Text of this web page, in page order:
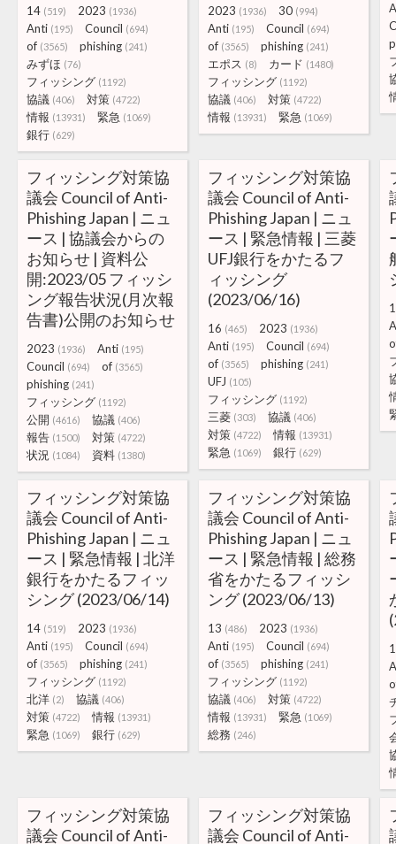
14 (519) 2023 (1936)
Anti (195) Council (694)
of (3565) phishing (241)
みずほ (76)
フィッシング (1192)
協議 (406) 対策 (4722)
情報 (13931) 緊急 (1069)
銀行 (629)
2023 (1936) 30 (994)
Anti (195) Council (694)
of (3565) phishing (241)
エポス (8) カード (1480)
フィッシング (1192)
協議 (406) 対策 (4722)
情報 (13931) 緊急 (1069)
フィッシング対策協
議会 Council of Anti-
Phishing Japan | ニュ
ース | 協議会からの
お知らせ | 資料公
開:2023/05 フィッシ
ング報告状況(月次報
告書)公開のお知らせ
2023 (1936) Anti (195)
Council (694) of (3565)
phishing (241)
フィッシング (1192)
公開 (4616) 協議 (406)
報告 (1500) 対策 (4722)
状況 (1084) 資料 (1380)
フィッシング対策協
議会 Council of Anti-
Phishing Japan | ニュ
ース | 緊急情報 | 三菱
UFJ銀行をかたるフ
ィッシング
(2023/06/16)
16 (465) 2023 (1936)
Anti (195) Council (694)
of (3565) phishing (241)
UFJ (105)
フィッシング (1192)
三菱 (303) 協議 (406)
対策 (4722) 情報 (13931)
緊急 (1069) 銀行 (629)
フィッシング対策協
議会 Council of Anti-
Phishing Japan | ニュ
ース | 緊急情報 | 北洋
銀行をかたるフィッ
シング (2023/06/14)
14 (519) 2023 (1936)
Anti (195) Council (694)
of (3565) phishing (241)
フィッシング (1192)
北洋 (2) 協議 (406)
対策 (4722) 情報 (13931)
緊急 (1069) 銀行 (629)
フィッシング対策協
議会 Council of Anti-
Phishing Japan | ニュ
ース | 緊急情報 | 総務
省をかたるフィッシ
ング (2023/06/13)
13 (486) 2023 (1936)
Anti (195) Council (694)
of (3565) phishing (241)
フィッシング (1192)
協議 (406) 対策 (4722)
情報 (13931) 緊急 (1069)
総務 (246)
フィッシング対策協
議会 Council of Anti-
フィッシング対策協
議会 Council of Anti-